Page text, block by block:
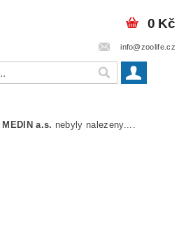
info@zoolife.cz
0 Kč
MEDIN a.s. nebyly nalezeny....